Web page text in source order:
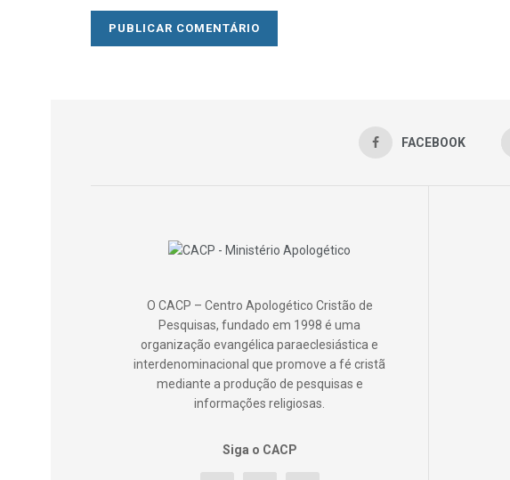
FACEBOOK
O CACP – Centro Apologético Cristão de
Pesquisas, fundado em 1998 é uma
organização evangélica paraeclesiástica e
interdenominacional que promove a fé cristã
mediante a produção de pesquisas e
informações religiosas.
Siga o CACP